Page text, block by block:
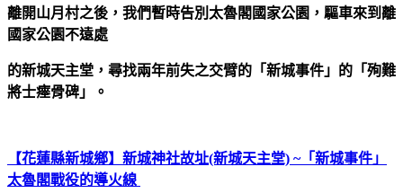
離開山月村之後，我們暫時告別太魯閣國家公園，驅車來到離
國家公園不遠處
的新城天主堂，尋找兩年前失之交臂的「新城事件」的「殉難
將士瘞骨碑」。
【花蓮縣新城鄉】新城神社故址(新城天主堂) ~「新城事件」
太魯閣戰役的導火線